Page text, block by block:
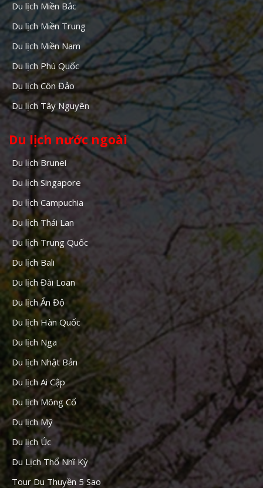
Du lịch Miền Bắc
Du lịch Miền Trung
Du lịch Miền Nam
Du lịch Phú Quốc
Du lịch Côn Đảo
Du lịch Tây Nguyên
Du lịch nước ngoài
Du lịch Brunei
Du lịch Singapore
Du lịch Campuchia
Du lịch Thái Lan
Du lịch Trung Quốc
Du lịch Bali
Du lịch Đài Loan
Du lịch Ấn Độ
Du lịch Hàn Quốc
Du lịch Nga
Du lịch Nhật Bản
Du lịch Ai Cập
Du lịch Mông Cổ
Du lịch Mỹ
Du lịch Úc
Du Lịch Thổ Nhĩ Kỳ
Tour Du Thuyền 5 Sao